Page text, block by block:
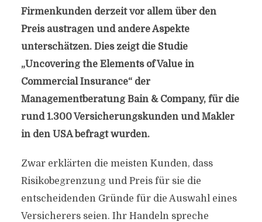
Firmenkunden derzeit vor allem über den
Preis austragen und andere Aspekte
unterschätzen. Dies zeigt die Studie
„Uncovering the Elements of Value in
Commercial Insurance“ der
Managementberatung Bain & Company, für die
rund 1.300 Versicherungskunden und Makler
in den USA befragt wurden.
Zwar erklärten die meisten Kunden, dass
Risikobegrenzung und Preis für sie die
entscheidenden Gründe für die Auswahl eines
Versicherers seien. Ihr Handeln spreche